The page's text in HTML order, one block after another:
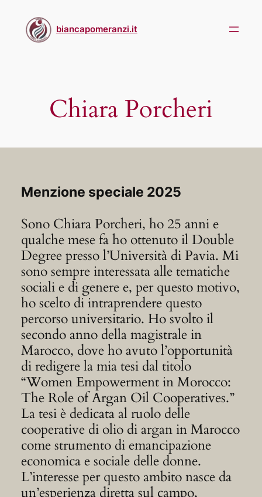
content
biancapomeranzi.it
Chiara Porcheri
Menzione speciale 2025
Sono Chiara Porcheri, ho 25 anni e
qualche mese fa ho ottenuto il Double
Degree presso l’Università di Pavia. Mi
sono sempre interessata alle tematiche
sociali e di genere e, per questo motivo,
ho scelto di intraprendere questo
percorso universitario. Ho svolto il
secondo anno della magistrale in
Marocco, dove ho avuto l’opportunità
di redigere la mia tesi dal titolo
“Women Empowerment in Morocco:
The Role of Argan Oil Cooperatives.”
La tesi è dedicata al ruolo delle
cooperative di olio di argan in Marocco
come strumento di emancipazione
economica e sociale delle donne.
L’interesse per questo ambito nasce da
un’esperienza diretta sul campo,